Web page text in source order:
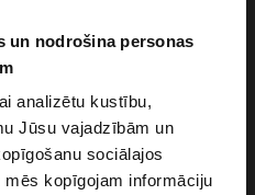
un nodrošina personas
analizētu kustību,
Jūsu vajadzībām un
sociālajos
kopīgojam informāciju